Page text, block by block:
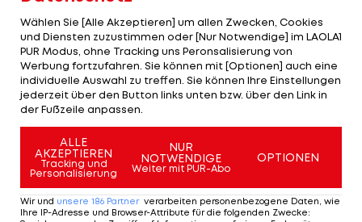
den Start. Die aussichtsreicste Ausgangsposition
hat dabei Schrott inne, die auf eine
Finalteilnahme hofft: "Das Semifinale ist in jedem
Fall das Ziel, für das Finale muss alles passen", so
die 23-jährige Niederösterreicherin.
Mehr zum Thema
Wählen Sie [Alle Akzeptieren] um allen Zwecken, Cookies
und Diensten zuzustimmen oder [Nur Notwendige] im LAOLA1
PUR Modus, ohne Tracking uns Peronsalisierung von
Werbung fortzufahren. Sie können mit [Optionen] auch eine
individuelle Auswahl zu treffen. Sie können Ihre Einstellungen
jederzeit über den Button links unten bzw. über den Link in
der Fußzeile anpassen.
ALLE
AKZEPTIEREN
Tracking und
Personalisierung
NUR
NOTWENDIGE
Weiter mit PUR-Abo
OPTIONEN
Wir und unsere 186 Partner verarbeiten personenbezogene Daten, wie
Ihre IP-Adresse und Browser-Attribute für die folgenden Zwecke: